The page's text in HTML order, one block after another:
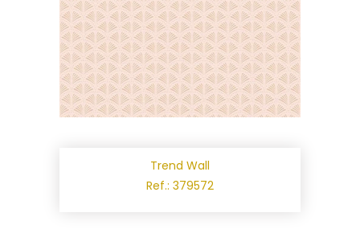
Trend Wall
Ref.: 379572